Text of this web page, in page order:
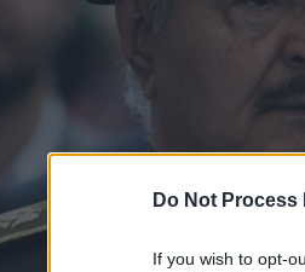
Do Not
If you wish to opt-